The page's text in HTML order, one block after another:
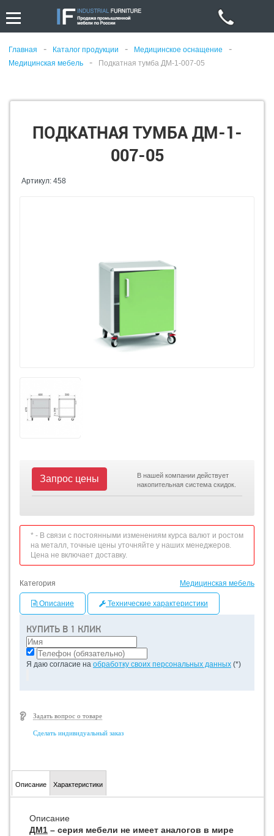
Главная - Каталог продукции - Медицинское оснащение -
Медицинская мебель - Подкатная тумба ДМ-1-007-05
ПОДКАТНАЯ ТУМБА ДМ-1-
007-05
Артикул: 458
КУПИТЬ В 1 КЛИК
Я даю согласие на обработку своих персональных данных (*)
Задать вопрос о товаре
Сделать индивидуальный заказ
Запрос цены
В нашей компании действует
накопительная система скидок.
* - В связи с постоянными изменениям курса валют и ростом
на металл, точные цены уточняйте у наших менеджеров.
Цена не включает доставку.
Категория Медицинская мебель
Описание Технические характеристики
Описание Характеристики
Описание
ДМ1 – серия мебели не имеет аналогов в мире